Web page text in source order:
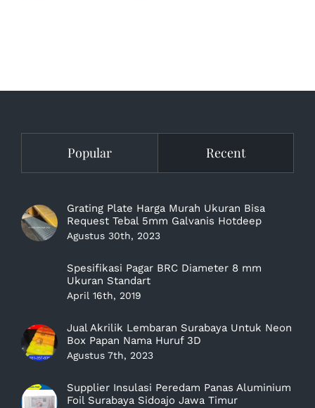
Popular Recent
Grating Plate Harga Murah Ukuran Bisa
Request Tebal 5mm Galvanis Hotdeep
Agustus 30th, 2023
Spesifikasi Pagar BRC Diameter 8 mm
Ukuran Standart
April 16th, 2019
Jual Akrilik Lembaran Surabaya Untuk Neon
Box Papan Nama Huruf 3D
Agustus 7th, 2023
Supplier Insulasi Peredam Panas Aluminium
Foil Surabaya Sidoajo Jawa Timur